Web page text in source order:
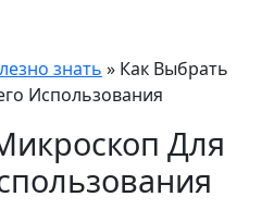
знать » Как Выбрать
Использования
Для